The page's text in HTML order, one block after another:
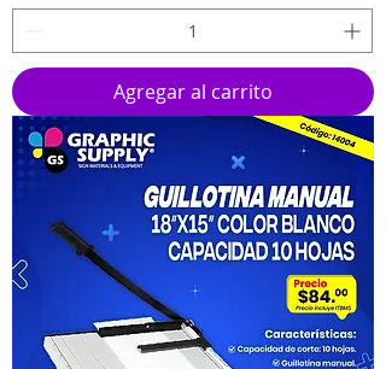
Agregar al carrito